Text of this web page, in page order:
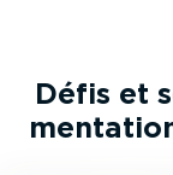
Défis et